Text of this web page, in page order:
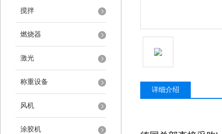
搅拌
燃烧器
激光
称重设备
风机
涂胶机
详细介绍